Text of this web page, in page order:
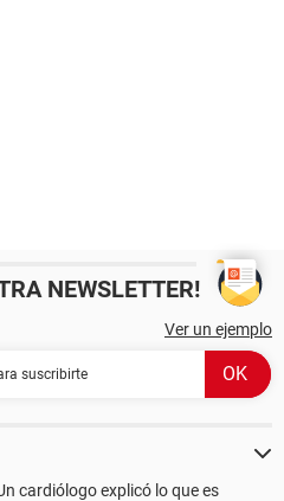
NEWSLETTER!
Ver un ejemplo
cardiólogo explicó lo que es